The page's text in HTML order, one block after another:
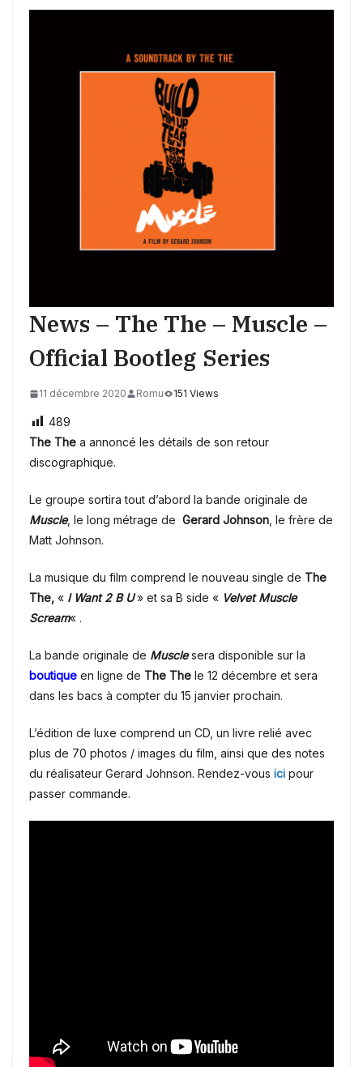
News – The The – Muscle –
Official Bootleg Series
11 décembre 2020 Romu 151 Views
489
The The a annoncé les détails de son retour
discographique.
Le groupe sortira tout d’abord la bande originale de
Muscle, le long métrage de Gerard Johnson , le frère de
Matt Johnson.
La musique du film comprend le nouveau single de The
The, « I Want 2 B U» et sa B side « Velvet Muscle
Scream« .
La bande originale de Muscle sera disponible sur la
boutique en ligne de The The le 12 décembre et sera
dans les bacs à compter du 15 janvier prochain.
L’édition de luxe comprend un CD, un livre relié avec
plus de 70 photos / images du film, ainsi que des notes
du réalisateur Gerard Johnson. Rendez-vous ici pour
passer commande.